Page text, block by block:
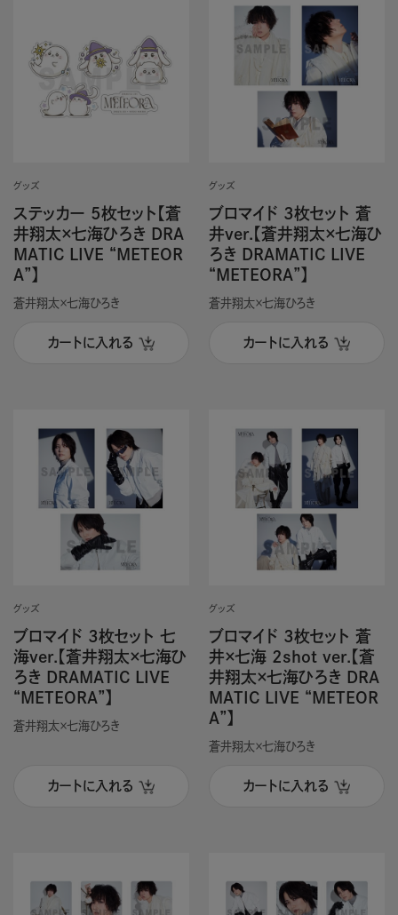
グッズ
ステッカー 5枚セット【蒼
井翔太×七海ひろき DRA
MATIC LIVE “METEOR
A”】
蒼井翔太×七海ひろき
カートに入れる
グッズ
ブロマイド 3枚セット 蒼
井ver.【蒼井翔太×七海ひ
ろき DRAMATIC LIVE
“METEORA”】
蒼井翔太×七海ひろき
カートに入れる
グッズ
ブロマイド 3枚セット 七
海ver.【蒼井翔太×七海ひ
ろき DRAMATIC LIVE
“METEORA”】
蒼井翔太×七海ひろき
カートに入れる
グッズ
ブロマイド 3枚セット 蒼
井×七海 2shot ver.【蒼
井翔太×七海ひろき DRA
MATIC LIVE “METEOR
A”】
蒼井翔太×七海ひろき
カートに入れる